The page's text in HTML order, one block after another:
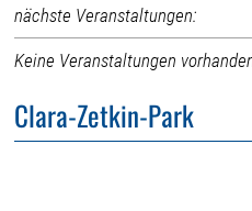
nächste Veranstaltungen:
Keine Veranstaltungen
Clara-Zetkin-Park